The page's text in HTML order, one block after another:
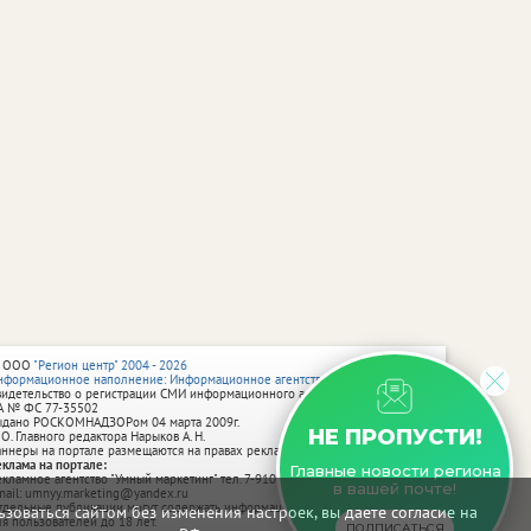
сайтом без изменения настроек, вы даете согласие на
НЕ ПРОПУСТИ!
Главные новости региона
в вашей почте!
"Регион центр" 2004 - 2026
наполнение: Информационное агентство vRossii.ru
о регистрации СМИ информационного агентства vRossii.ru
№ ФС 77‑35502
РОСКОМНАДЗОРом 04 марта 2009г.
Главного редактора Нарыков А. Н.
на портале размещаются на правах рекламы.
на портале:
агентство "Умный маркетинг" тел. 7-910-267-70-40,
umnyy.marketing@yandex.ru
публикации могут содержать информацию, не предназначенную
пользователей до 18 лет.